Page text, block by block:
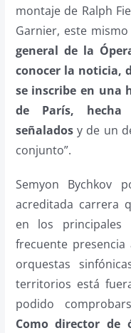
montaje de Ralph
Garnier, este
general de la
conocer la noticia,
se inscribe en una
de París, hecha
señaladosy de un
conjunto”.
Semyon Bychkov
acreditada carrera
en los principales
frecuente
orquestas
territorios está
podido
Como director de